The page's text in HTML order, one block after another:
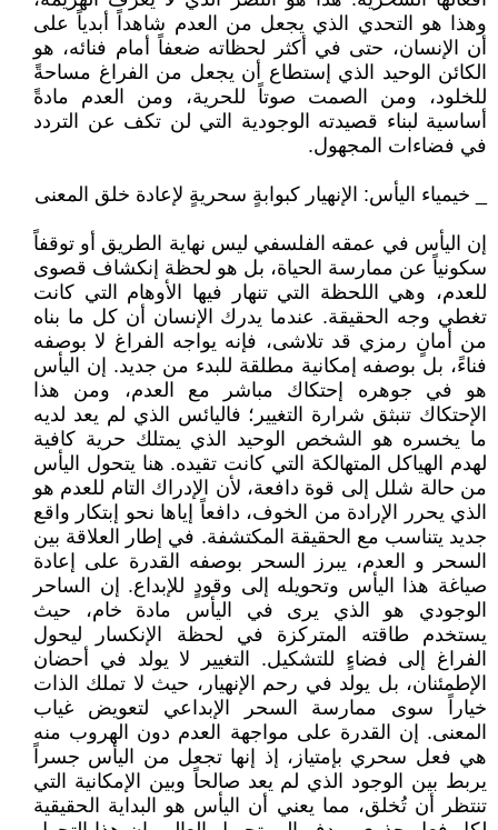
وهذا هو التحدي الذي يجعل من العدم شاهداً أبدياً على
أن الإنسان، حتى في أكثر لحظاته ضعفاً أمام فنائه، هو
الكائن الوحيد الذي إستطاع أن يجعل من الفراغ مساحةً
للخلود، ومن الصمت صوتاً للحرية، ومن العدم مادةً
أساسية لبناء قصيدته الوجودية التي لن تكف عن التردد
في فضاءات المجهول.
_ خيمياء اليأس: الإنهيار كبوابةٍ سحريةٍ لإعادة خلق المعنى
إن اليأس في عمقه الفلسفي ليس نهاية الطريق أو توقفاً
سكونياً عن ممارسة الحياة، بل هو لحظة إنكشاف قصوى
للعدم، وهي اللحظة التي تنهار فيها الأوهام التي كانت
تغطي وجه الحقيقة. عندما يدرك الإنسان أن كل ما بناه
من أمانٍ رمزي قد تلاشى، فإنه يواجه الفراغ لا بوصفه
فناءً، بل بوصفه إمكانية مطلقة للبدء من جديد. إن اليأس
هو في جوهره إحتكاك مباشر مع العدم، ومن هذا
الإحتكاك تنبثق شرارة التغيير؛ فاليائس الذي لم يعد لديه
ما يخسره هو الشخص الوحيد الذي يمتلك حرية كافية
لهدم الهياكل المتهالكة التي كانت تقيده. هنا يتحول اليأس
من حالة شلل إلى قوة دافعة، لأن الإدراك التام للعدم هو
الذي يحرر الإرادة من الخوف، دافعاً إياها نحو إبتكار واقع
جديد يتناسب مع الحقيقة المكتشفة. في إطار العلاقة بين
السحر و العدم، يبرز السحر بوصفه القدرة على إعادة
صياغة هذا اليأس وتحويله إلى وقودٍ للإبداع. إن الساحر
الوجودي هو الذي يرى في اليأس مادة خام، حيث
يستخدم طاقته المتركزة في لحظة الإنكسار ليحول
الفراغ إلى فضاءٍ للتشكيل. التغيير لا يولد في أحضان
الإطمئنان، بل يولد في رحم الإنهيار، حيث لا تملك الذات
خياراً سوى ممارسة السحر الإبداعي لتعويض غياب
المعنى. إن القدرة على مواجهة العدم دون الهروب منه
هي فعل سحري بإمتياز، إذ إنها تجعل من اليأس جسراً
يربط بين الوجود الذي لم يعد صالحاً وبين الإمكانية التي
تنتظر أن تُخلق، مما يعني أن اليأس هو البداية الحقيقية